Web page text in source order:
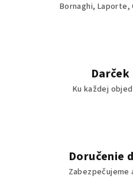
Bornaghi, Laporte,
Ku každej
Doručenie